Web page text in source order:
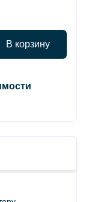
В корзину